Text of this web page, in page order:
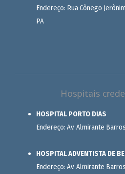
Endereço: Rua Cônego
PA
Hospitais
HOSPITAL PORTO DIAS
Endereço: Av. Almirante
HOSPITAL ADVENTISTA DE
Endereço: Av. Almirante